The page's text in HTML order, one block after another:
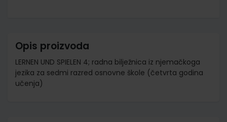
Opis proizvoda
LERNEN UND SPIELEN 4; radna bilježnica iz njemačkoga
jezika za sedmi razred osnovne škole (četvrta godina
učenja)